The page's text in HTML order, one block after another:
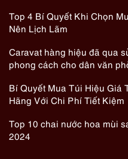
Top 4 Bí Quyết Khi Chọn
Nên Lịch Lãm
Caravat hàng hiệu đã qua
phong cách cho dân văn
Bí Quyết Mua Túi Hiệu Giá
Hãng Với Chi Phí Tiết Kiệm
Top 10 chai nước hoa mùi
2024